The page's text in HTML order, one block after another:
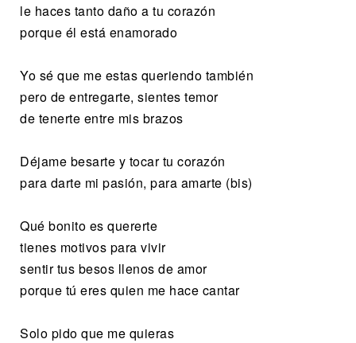
le haces tanto daño a tu corazón
porque él está enamorado
Yo sé que me estas queriendo también
pero de entregarte, sientes temor
de tenerte entre mis brazos
Déjame besarte y tocar tu corazón
para darte mi pasión, para amarte (bis)
Qué bonito es quererte
tienes motivos para vivir
sentir tus besos llenos de amor
porque tú eres quien me hace cantar
Solo pido que me quieras